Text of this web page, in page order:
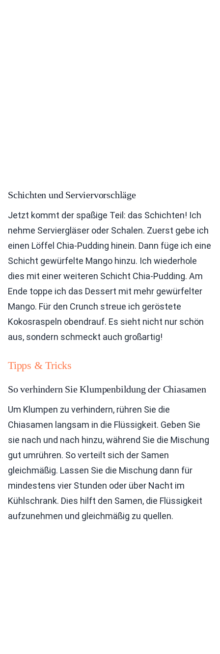
Schichten und Serviervorschläge
Jetzt kommt der spaßige Teil: das Schichten! Ich
nehme Serviergläser oder Schalen. Zuerst gebe ich
einen Löffel Chia-Pudding hinein. Dann füge ich eine
Schicht gewürfelte Mango hinzu. Ich wiederhole
dies mit einer weiteren Schicht Chia-Pudding. Am
Ende toppe ich das Dessert mit mehr gewürfelter
Mango. Für den Crunch streue ich geröstete
Kokosraspeln obendrauf. Es sieht nicht nur schön
aus, sondern schmeckt auch großartig!
Tipps & Tricks
So verhindern Sie Klumpenbildung der Chiasamen
Um Klumpen zu verhindern, rühren Sie die
Chiasamen langsam in die Flüssigkeit. Geben Sie
sie nach und nach hinzu, während Sie die Mischung
gut umrühren. So verteilt sich der Samen
gleichmäßig. Lassen Sie die Mischung dann für
mindestens vier Stunden oder über Nacht im
Kühlschrank. Dies hilft den Samen, die Flüssigkeit
aufzunehmen und gleichmäßig zu quellen.